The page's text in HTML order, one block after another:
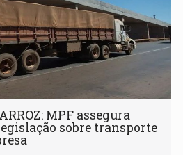
MPF assegura
sobre transporte